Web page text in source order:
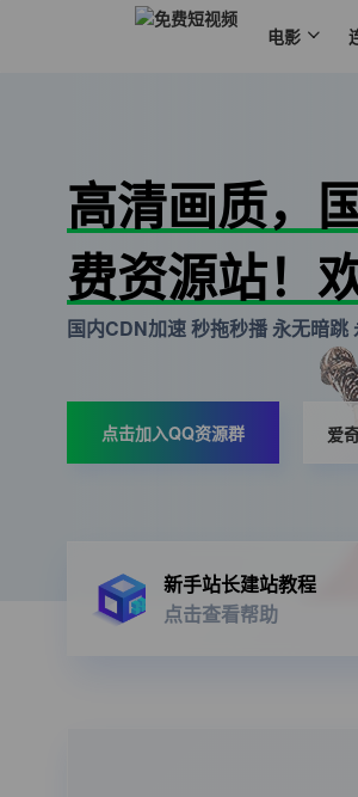
电影
高清画质，
费资源站！
国内CDN加速 秒拖秒播 永无暗
点击加入QQ资源群 爱
新手站长建站教程
点击查看帮助